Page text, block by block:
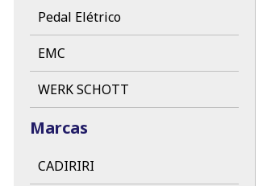
Pedal Elétrico
EMC
WERK SCHOTT
Marcas
CADIRIRI